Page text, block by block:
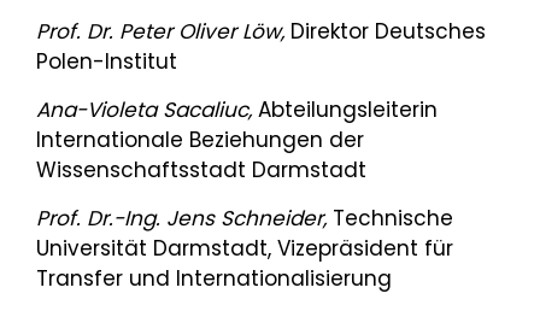
Prof. Dr. Peter Oliver Löw, Direktor Deutsches
Polen-Institut
Ana-Violeta Sacaliuc, Abteilungsleiterin
Internationale Beziehungen der
Wissenschaftsstadt Darmstadt
Prof. Dr.-Ing. Jens Schneider, Technische
Universität Darmstadt, Vizepräsident für
Transfer und Internationalisierung